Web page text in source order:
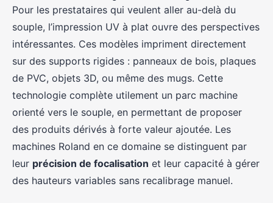
Pour les prestataires qui veulent aller au-delà du
souple, l’impression UV à plat ouvre des perspectives
intéressantes. Ces modèles impriment directement
sur des supports rigides : panneaux de bois, plaques
de PVC, objets 3D, ou même des mugs. Cette
technologie complète utilement un parc machine
orienté vers le souple, en permettant de proposer
des produits dérivés à forte valeur ajoutée. Les
machines Roland en ce domaine se distinguent par
leur précision de focalisation et leur capacité à gérer
des hauteurs variables sans recalibrage manuel.